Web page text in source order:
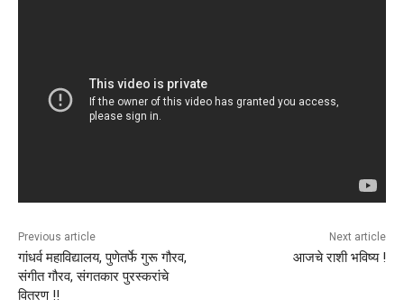
Previous article
गांधर्व महाविद्यालय, पुणेतर्फे गुरू गौरव,
संगीत गौरव, संगतकार पुरस्करांचे
वितरण !!
Next article
आजचे राशी भविष्य !